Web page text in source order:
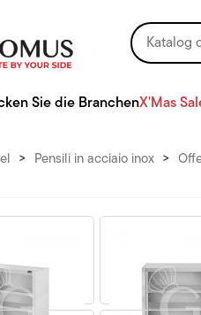
Sie die BranchenX'Mas
> Pensili in acciaio inox >